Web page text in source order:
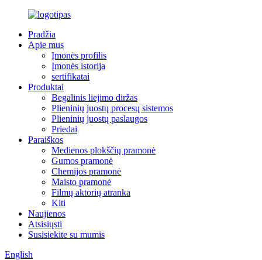
Pradžia
Apie mus
Įmonės profilis
Įmonės istorija
sertifikatai
Produktai
Begalinis liejimo diržas
Plieninių juostų procesų sistemos
Plieninių juostų paslaugos
Priedai
Paraiškos
Medienos plokščių pramonė
Gumos pramonė
Chemijos pramonė
Maisto pramonė
Filmų aktorių atranka
Kiti
Naujienos
Atsisiųsti
Susisiekite su mumis
English